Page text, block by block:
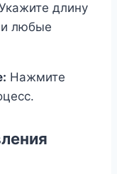
длину
и любые
Нажмите